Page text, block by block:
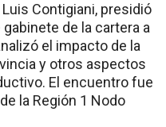
Contigiani, presidió
de la cartera a
el impacto de la
y otros aspectos
El encuentro fue
la Región 1 Nodo